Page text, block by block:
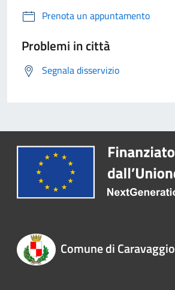
Prenota un appuntamento
Problemi in città
Segnala disservizio
Comune di Caravaggio